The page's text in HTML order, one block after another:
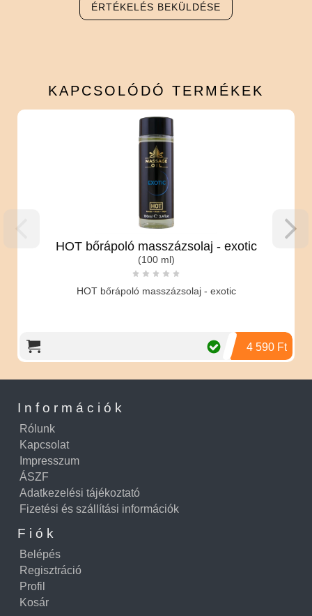
ÉRTÉKELÉS BEKÜLDÉSE
KAPCSOLÓDÓ TERMÉKEK
HOT bőrápoló masszázsolaj - exotic
(100 ml)
HOT bőrápoló masszázsolaj - exotic
4 590 Ft
Információk
Rólunk
Kapcsolat
Impresszum
ÁSZF
Adatkezelési tájékoztató
Fizetési és szállítási információk
Fiók
Belépés
Regisztráció
Profil
Kosár